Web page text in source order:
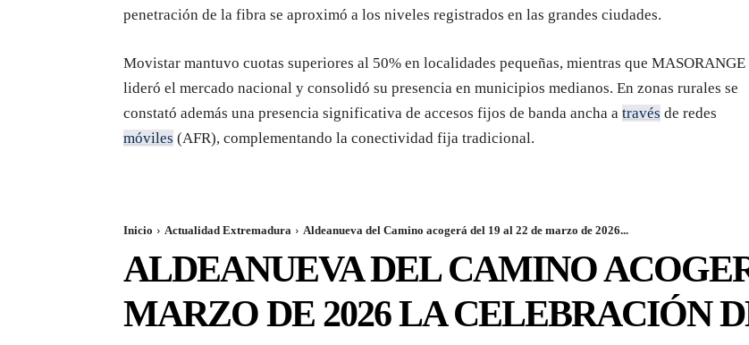
penetración de la fibra se aproximó a los niveles registrados en las grandes ciudades.
Movistar mantuvo cuotas superiores al 50% en localidades pequeñas, mientras que MASORANGE
lideró el mercado nacional y consolidó su presencia en municipios medianos. En zonas rurales se
constató además una presencia significativa de accesos fijos de banda ancha a través de redes
móviles (AFR), complementando la conectividad fija tradicional.